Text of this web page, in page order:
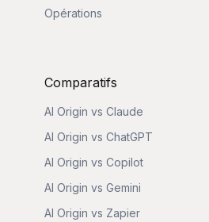
Opérations
Comparatifs
AI Origin vs Claude
AI Origin vs ChatGPT
AI Origin vs Copilot
AI Origin vs Gemini
AI Origin vs Zapier